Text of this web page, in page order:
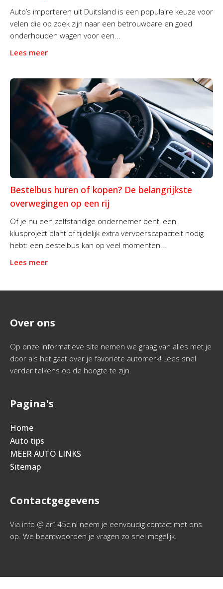
Auto’s importeren uit Duitsland is een populaire keuze voor
velen die op zoek zijn naar een betrouwbare en goed
onderhouden wagen voor een...
Lees meer
Bestelbus huren of kopen? De belangrijkste
overwegingen op een rij
Of je nu een zelfstandige ondernemer bent, een
klusproject plant of tijdelijk extra vervoerscapaciteit nodig
hebt: een bestelbus kan op veel momenten...
Lees meer
Over ons
Op onze informatieve site nemen we graag van alles met je
door als het gaat over je favoriete automerk! Lees snel
verder telkens op de hoogte te zijn.
Pagina's
Home
Auto tips
MEER AUTO LINKS
Sitemap
Contactgegevens
Via info @ ar145c.nl neem je eenvoudig contact met ons
op. We beantwoorden je vragen zo snel mogelijk.